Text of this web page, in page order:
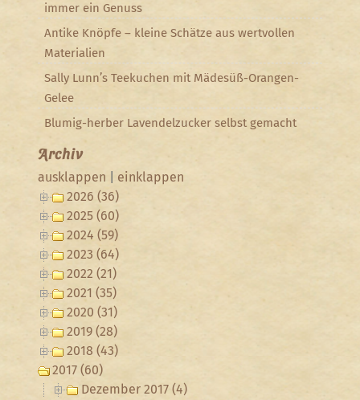
immer ein Genuss
Antike Knöpfe – kleine Schätze aus wertvollen
Materialien
Sally Lunn’s Teekuchen mit Mädesüß-Orangen-
Gelee
Blumig-herber Lavendelzucker selbst gemacht
Archiv
ausklappen
einklappen
2026 (36)
2025 (60)
2024 (59)
2023 (64)
2022 (21)
2021 (35)
2020 (31)
2019 (28)
2018 (43)
2017 (60)
Dezember 2017 (4)